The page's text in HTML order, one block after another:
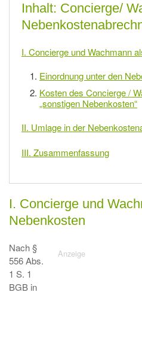
Inhalt: Concierge/
I. Concierge und Wachmann
Einordnung unter den
Kosten des Concierge /
„sonstigen Nebenkosten“
II. Umlage in der
III. Zusammenfassung
I. Concierge und
Nebenkosten
Nach §
556 Abs.
1 S. 1
BGB in